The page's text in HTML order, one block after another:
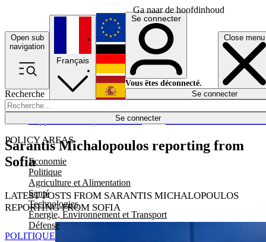
Ga naar de hoofdinhoud
Open sub
navigation
Close menu
Recherche
Se connecter
POLICY AREAS
Economie
Politique
Agriculture et Alimentation
Santé
Technologies
Energie, Environnement et Transport
Défense
Économie
Français
English
Deutsch
Español
Se connecter
Vous êtes déconnecté.
Se connecter
Sarantis Michalopoulos reporting from
Sofia
LATEST POSTS FROM SARANTIS MICHALOPOULOS
REPORTING FROM SOFIA
POLITIQUE